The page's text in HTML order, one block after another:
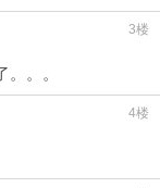
3楼
。。
4楼